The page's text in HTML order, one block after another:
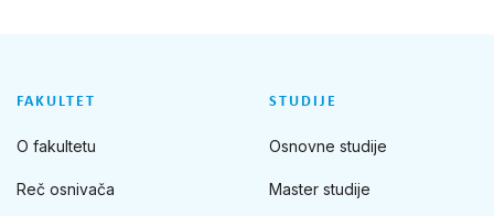
FAKULTET
O fakultetu
Reč osnivača
STUDIJE
Osnovne studije
Master studije